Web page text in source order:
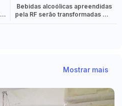
Bebidas alcoólicas apreendidas
pela RF serão transformadas em
Mostrar mais